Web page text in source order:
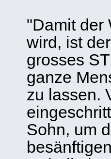
"Damit der
wird, ist
grosses
ganze
zu lassen.
Sohn, um